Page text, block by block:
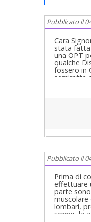
Pubblicato il
Cara
stata fatta
una OPT
qualche
fossero in
semirette
una
chiedere
alla
profilo e
fare un
ogivale,
7 anni
ai 13, 14
punto di
potrebbe
se avesse
Pubblicato il
Prima di
effettuare
parte
muscolare
lombari,
sonno, la